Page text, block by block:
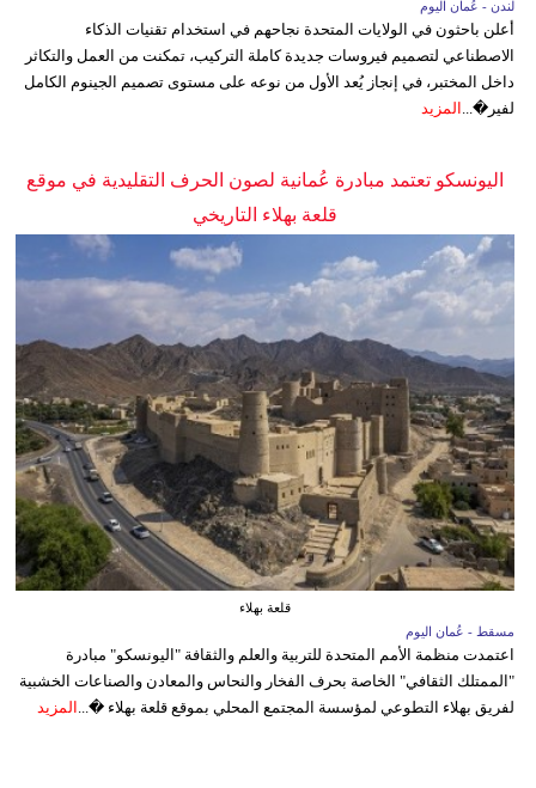
لندن - عُمان اليوم
أعلن باحثون في الولايات المتحدة نجاحهم في استخدام تقنيات الذكاء
الاصطناعي لتصميم فيروسات جديدة كاملة التركيب، تمكنت من العمل والتكاثر
داخل المختبر، في إنجاز يُعد الأول من نوعه على مستوى تصميم الجينوم الكامل
لفير�... المزيد
اليونسكو تعتمد مبادرة عُمانية لصون الحرف التقليدية في موقع
قلعة بهلاء التاريخي
قلعة بهلاء
مسقط - عُمان اليوم
اعتمدت منظمة الأمم المتحدة للتربية والعلم والثقافة "اليونسكو" مبادرة
"الممتلك الثقافي" الخاصة بحرف الفخار والنحاس والمعادن والصناعات الخشبية
لفريق بهلاء التطوعي لمؤسسة المجتمع المحلي بموقع قلعة بهلاء �... المزيد